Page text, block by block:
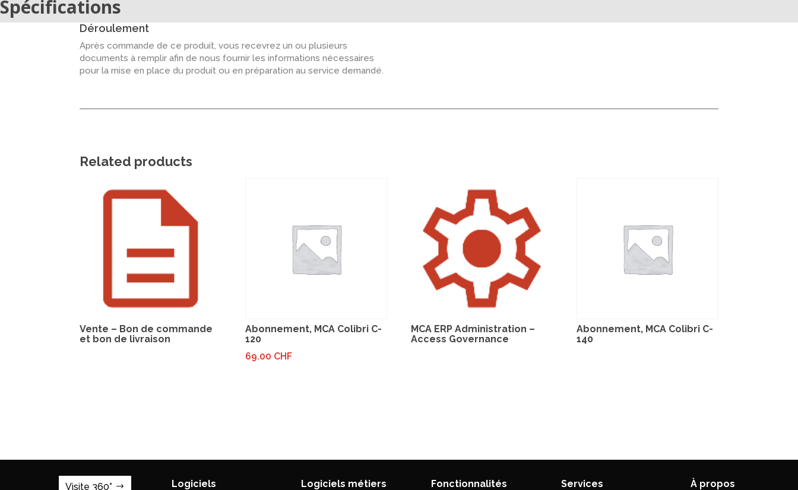
Spécifications
Déroulement
Après commande de ce produit, vous recevrez un ou plusieurs
documents à remplir afin de nous fournir les informations nécessaires
pour la mise en place du produit ou en préparation au service demandé.
Related products
Vente – Bon de commande
et bon de livraison
Abonnement, MCA Colibri C-
120
69.00 CHF
MCA ERP Administration –
Access Governance
Abonnement, MCA Colibri C-
140
Visite 360° Logiciels Logiciels métiers Fonctionnalités Services À propos